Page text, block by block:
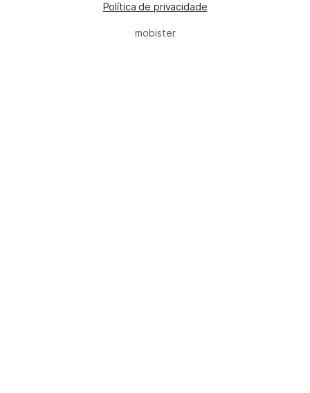
Política de privacidade
mobister